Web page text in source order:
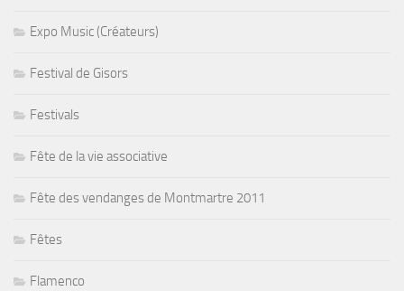
Expo Music (Créateurs)
Festival de Gisors
Festivals
Fête de la vie associative
Fête des vendanges de Montmartre 2011
Fêtes
Flamenco